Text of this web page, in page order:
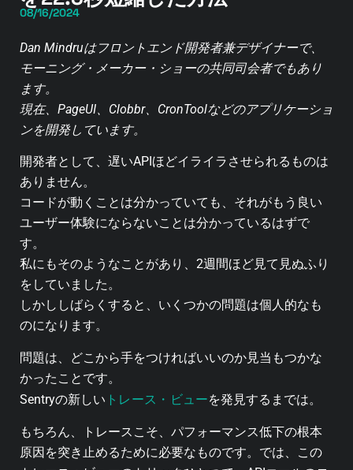
08/16/2024
Dan Mindruはフロントエンド開発者兼デザイナーで、
モーニング・メーカー・ショーの共同司会者でもあり
ます。
現在、PageUI、Clobbr、CronToolなどのアプリケーショ
ンを開発しています。
開発者として、遅いAPIほどイライラさせられるものは
ありません。
コードが動くことは分かっていても、それがもう良い
ユーザー体験にならないことは分かっているはずで
す。
私にもそのようなことがあり、2週間ほど見て見ぬふり
をしていました。
しかししばらくすると、いくつかの問題は個人的なも
のになります。
問題は、どこから手をつければいいのか見当もつかな
かったことです。
Sentryの新しい トレース・ビューを発見するまでは。
もちろん、トレースこそ、パフォーマンス低下の根本
原因を突き止めるために必要なものです。では、この